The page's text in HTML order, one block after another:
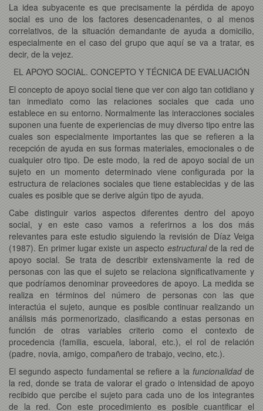
La idea subyacente es que precisamente la pérdida de apoyo
social es uno de los factores desencadenantes, o al menos
correlativos, de la situación demandante de ayuda a domicilio,
especialmente en el caso del grupo que aquí se va a tratar, es
decir, de la vejez.
EL APOYO SOCIAL. CONCEPTO Y TÉCNICA DE EVALUACIÓN
El concepto de apoyo social tiene que ver con algo tan cotidiano y
tan inmediato como las relaciones sociales que cada uno
establece en su entorno. Normalmente las interacciones sociales
suponen una fuente de experiencias de muy diverso tipo entre las
cuales son especialmente importantes las que se refieren a la
recepción de ayuda en sus formas materiales, emocionales o de
cualquier otro tipo. De este modo, la red de apoyo social de un
sujeto en un momento determinado viene configurada por la
estructura de relaciones sociales que tiene establecidas y de las
cuales es posible que se derive algún tipo de ayuda.
Cabe distinguir varios aspectos diferentes dentro del apoyo
social, y en este caso vamos a referirnos a los dos más
relevantes para este estudio siguiendo la revisión de Díaz Veiga
(1987). En primer lugar existe un aspecto estructuralde la red de
apoyo social. Se trata de describir extensivamente la red de
personas con las que el sujeto se relaciona significativamente y
que podríamos denominar proveedores de apoyo. La medida se
realiza en términos del número de personas con las que
interactúa el sujeto, aunque es posible continuar realizando un
análisis más pormenorizado, clasificando a estas personas en
función de otras variables criterio como el contexto de
procedencia (familia, escuela, laboral, etc.), el rol de relación
(padre, novia, amigo, compañero de trabajo, vecino, etc.).
El segundo aspecto fundamental se refiere a la funcionalidadde
la red, donde se trata de valorar el grado o intensidad de apoyo
recibido que percibe el sujeto para cada uno de los integrantes
de la red. Con este procedimiento es posible cuantificar el